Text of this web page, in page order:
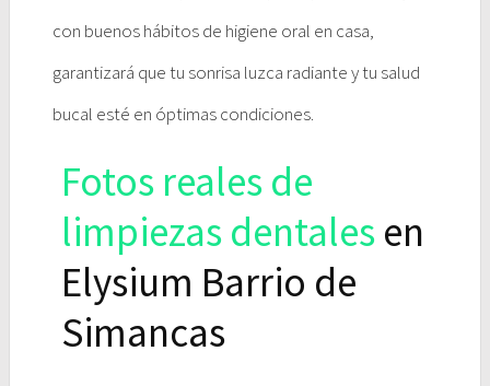
con buenos hábitos de higiene oral en casa,
garantizará que tu sonrisa luzca radiante y tu salud
bucal esté en óptimas condiciones.
Fotos reales de
limpiezas dentalesen
Elysium Barrio de
Simancas